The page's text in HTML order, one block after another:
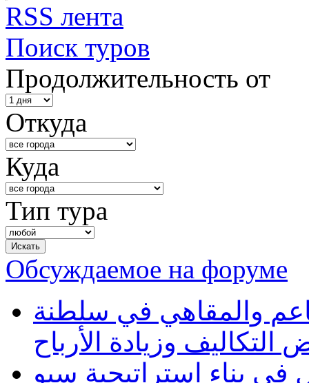
RSS лента
Поиск туров
Продолжительность от
Откуда
Куда
Тип тура
Обсуждаемое на форуме
والمقاهي في سلطنة
وزيادة الأرباح
بناء استراتيجية سيو